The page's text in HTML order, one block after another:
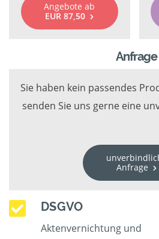
Angebote ab
EUR 87,50
Anfrage
Sie haben kein passendes
senden Sie uns gerne eine
Anfrage
DSGVO
Aktenvernichtung und